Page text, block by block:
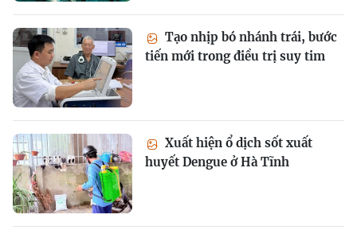
Tạo nhịp bó nhánh trái, bước
tiến mới trong điều trị suy tim
Xuất hiện ổ dịch sốt xuất
huyết Dengue ở Hà Tĩnh